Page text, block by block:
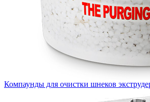
Компаунды для очистки шнеков